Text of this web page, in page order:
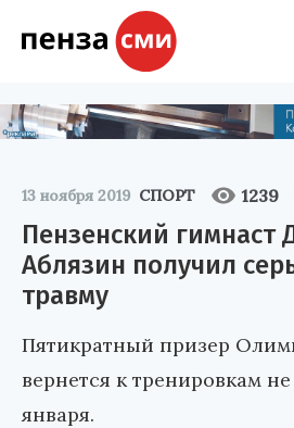
13 ноября 2019 СПОРТ 1239
Пензенский гимнаст
Аблязин получил
травму
Пятикратный призер
вернется к тренировкам
января.